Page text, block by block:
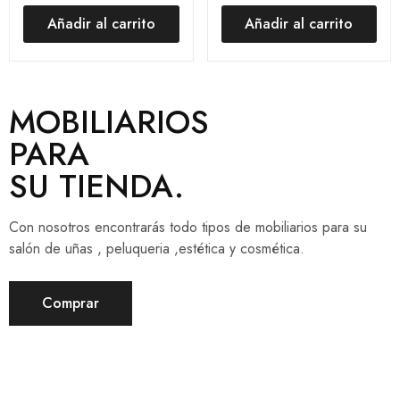
Añadir al carrito Añadir al carrito
MOBILIARIOS
PARA
SU TIENDA.
Con nosotros encontrarás todo tipos de mobiliarios para su
salón de uñas , peluqueria ,estética y cosmética.
Comprar